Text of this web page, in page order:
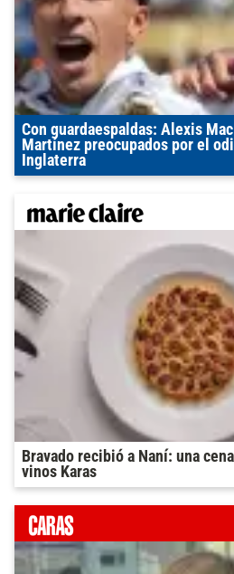
Con guardaespaldas: Alexis
Martínez preocupados por el
Inglaterra
Bravado recibió a Naní: una
vinos Karas